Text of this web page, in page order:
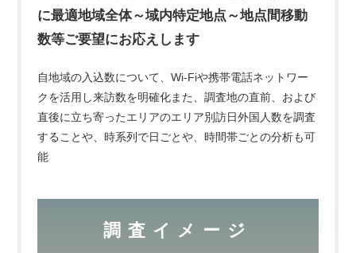
に最適地域全体～域内特定地点～地点間移動
数等ご要望にお応えします
自地域の入込数について、Wi-Fiや携帯電話ネットワー
クを活用し来訪数を明確化また、調査地の直前、および
直後に立ち寄ったエリアのエリア別訪日外国人数を調査
することや、時系列で日ごとや、時間帯ごとの分析も可
能
調査イメージ